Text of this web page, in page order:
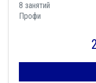
8 занятий
Профи